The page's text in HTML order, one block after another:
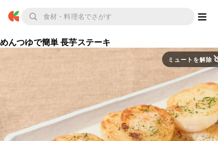
めんつゆで簡単 長芋ステーキ
ミュートを解除